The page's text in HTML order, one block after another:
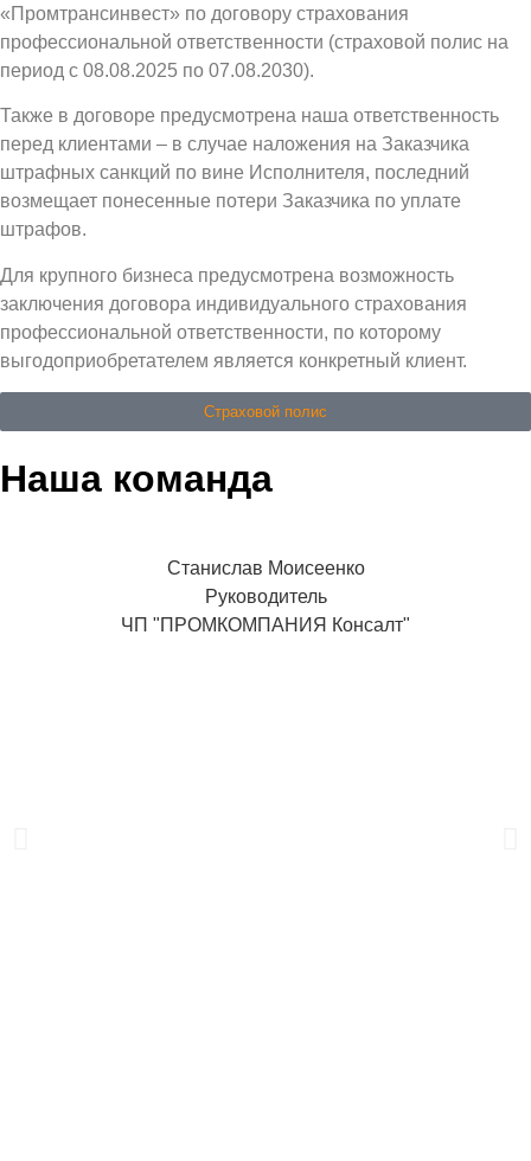
«Промтрансинвест» по договору страхования
профессиональной ответственности (страховой полис на
период с 08.08.2025 по 07.08.2030).
Также в договоре предусмотрена наша ответственность
перед клиентами – в случае наложения на Заказчика
штрафных санкций по вине Исполнителя, последний
возмещает понесенные потери Заказчика по уплате
штрафов.
Для крупного бизнеса предусмотрена возможность
заключения договора индивидуального страхования
профессиональной ответственности, по которому
выгодоприобретателем является конкретный клиент.
Страховой полис
Наша команда
Станислав Моисеенко
Руководитель
ЧП "ПРОМКОМПАНИЯ Консалт"